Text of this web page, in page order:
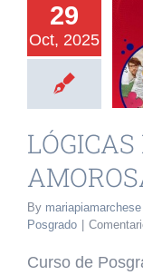
29
Oct, 2025
DE LA
de Posgrado
By mariapiamarchese
Posgrado
Curso de